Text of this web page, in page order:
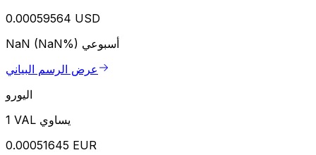
0.00059564 USD
NaN (NaN%) أسبوعي
عرض الرسم البياني
اليورو
1 VAL يساوي
0.00051645 EUR